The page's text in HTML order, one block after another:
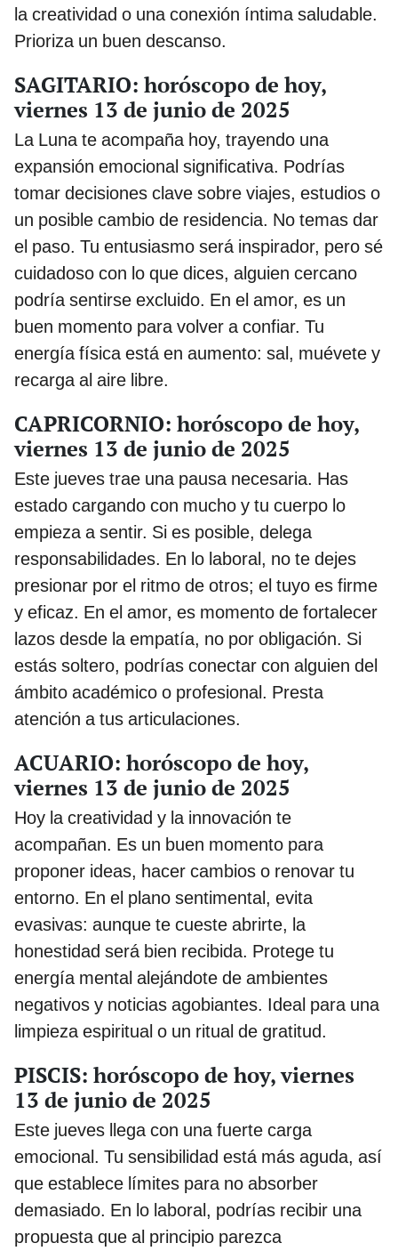
la creatividad o una conexión íntima saludable.
Prioriza un buen descanso.
SAGITARIO: horóscopo de hoy,
viernes 13 de junio de 2025
La Luna te acompaña hoy, trayendo una
expansión emocional significativa. Podrías
tomar decisiones clave sobre viajes, estudios o
un posible cambio de residencia. No temas dar
el paso. Tu entusiasmo será inspirador, pero sé
cuidadoso con lo que dices, alguien cercano
podría sentirse excluido. En el amor, es un
buen momento para volver a confiar. Tu
energía física está en aumento: sal, muévete y
recarga al aire libre.
CAPRICORNIO: horóscopo de hoy,
viernes 13 de junio de 2025
Este jueves trae una pausa necesaria. Has
estado cargando con mucho y tu cuerpo lo
empieza a sentir. Si es posible, delega
responsabilidades. En lo laboral, no te dejes
presionar por el ritmo de otros; el tuyo es firme
y eficaz. En el amor, es momento de fortalecer
lazos desde la empatía, no por obligación. Si
estás soltero, podrías conectar con alguien del
ámbito académico o profesional. Presta
atención a tus articulaciones.
ACUARIO: horóscopo de hoy,
viernes 13 de junio de 2025
Hoy la creatividad y la innovación te
acompañan. Es un buen momento para
proponer ideas, hacer cambios o renovar tu
entorno. En el plano sentimental, evita
evasivas: aunque te cueste abrirte, la
honestidad será bien recibida. Protege tu
energía mental alejándote de ambientes
negativos y noticias agobiantes. Ideal para una
limpieza espiritual o un ritual de gratitud.
PISCIS: horóscopo de hoy, viernes
13 de junio de 2025
Este jueves llega con una fuerte carga
emocional. Tu sensibilidad está más aguda, así
que establece límites para no absorber
demasiado. En lo laboral, podrías recibir una
propuesta que al principio parezca